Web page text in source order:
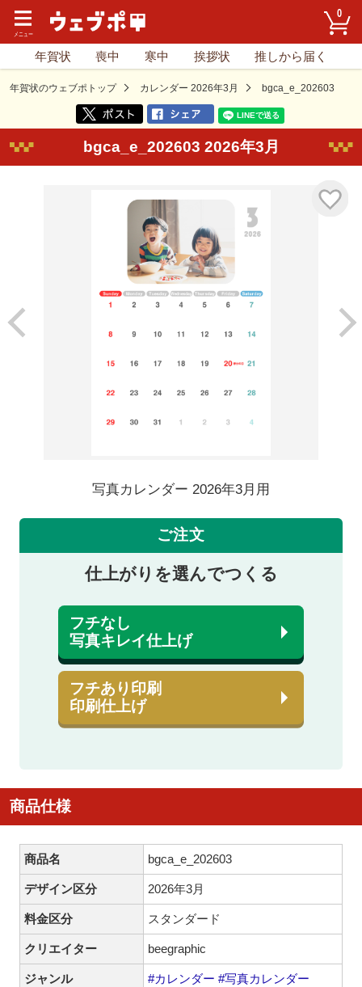
0
年賀状 喪中 寒中 挨拶状 推しから届く
年賀状のウェブポトップ カレンダー 2026年3月 bgca_e_202603
bgca_e_202603 2026年3月
写真カレンダー 2026年3月用
ご注文
仕上がりを選んでつくる
フチなし
写真キレイ仕上げ
フチあり印刷
印刷仕上げ
商品仕様
商品名 bgca_e_202603
デザイン区分 2026年3月
料金区分 スタンダード
クリエイター beegraphic
ジャンル #カレンダー #写真カレンダー